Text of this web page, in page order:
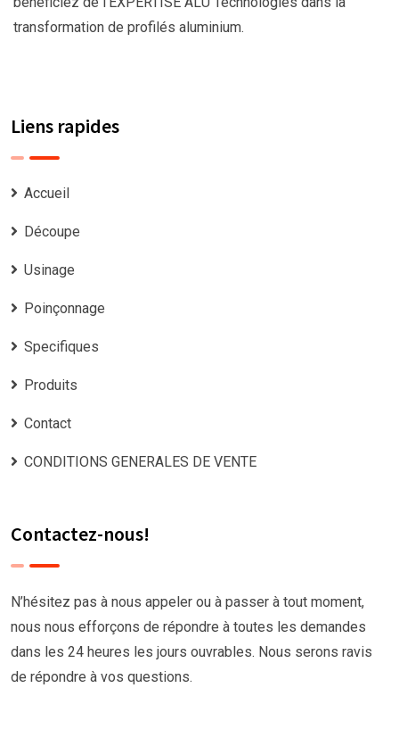
transformation de profilés aluminium.
Liens rapides
Accueil
Découpe
Usinage
Poinçonnage
Specifiques
Produits
Contact
CONDITIONS GENERALES DE VENTE
Contactez-nous!
N’hésitez pas à nous appeler ou à passer à tout moment,
nous nous efforçons de répondre à toutes les demandes
dans les 24 heures les jours ouvrables. Nous serons ravis
de répondre à vos questions.